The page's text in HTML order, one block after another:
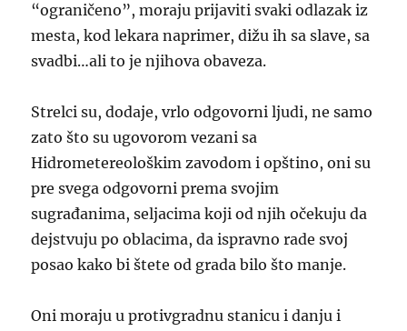
“ograničeno”, moraju prijaviti svaki odlazak iz
mesta, kod lekara naprimer, dižu ih sa slave, sa
svadbi…ali to je njihova obaveza.
Strelci su, dodaje, vrlo odgovorni ljudi, ne samo
zato što su ugovorom vezani sa
Hidrometereološkim zavodom i opštino, oni su
pre svega odgovorni prema svojim
sugrađanima, seljacima koji od njih očekuju da
dejstvuju po oblacima, da ispravno rade svoj
posao kako bi štete od grada bilo što manje.
Oni moraju u protivgradnu stanicu i danju i